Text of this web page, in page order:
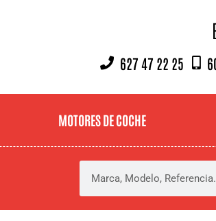
627 47 22 25
MOTORES DE COCHE